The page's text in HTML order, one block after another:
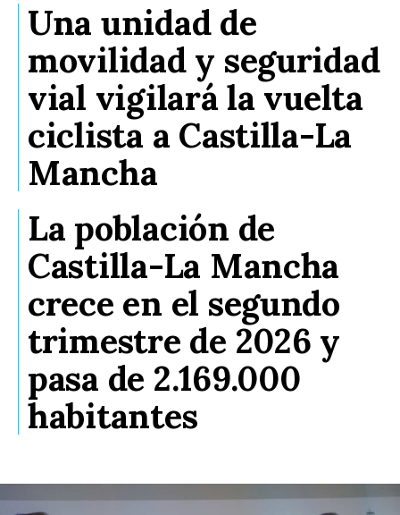
Una unidad de
movilidad y seguridad
vial vigilará la vuelta
ciclista a Castilla-La
Mancha
La población de
Castilla-La Mancha
crece en el segundo
trimestre de 2026 y
pasa de 2.169.000
habitantes